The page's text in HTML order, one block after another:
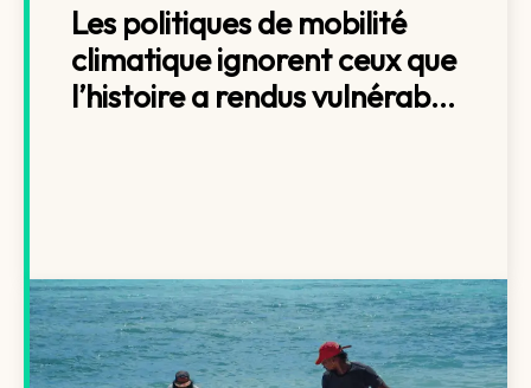
Les politiques de mobilité
climatique ignorent ceux que
l’histoire a rendus vulnérab...